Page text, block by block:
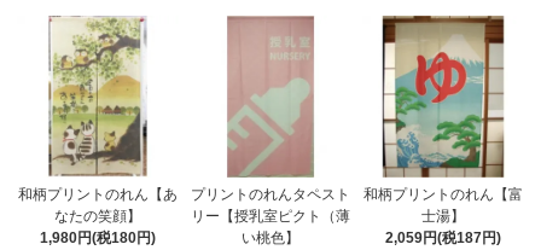
和柄プリントのれん【あ
なたの笑顔】
1,980円(税180円)
プリントのれんタペスト
リー【授乳室ピクト（薄
い桃色】
和柄プリントのれん【富
士湯】
2,059円(税187円)